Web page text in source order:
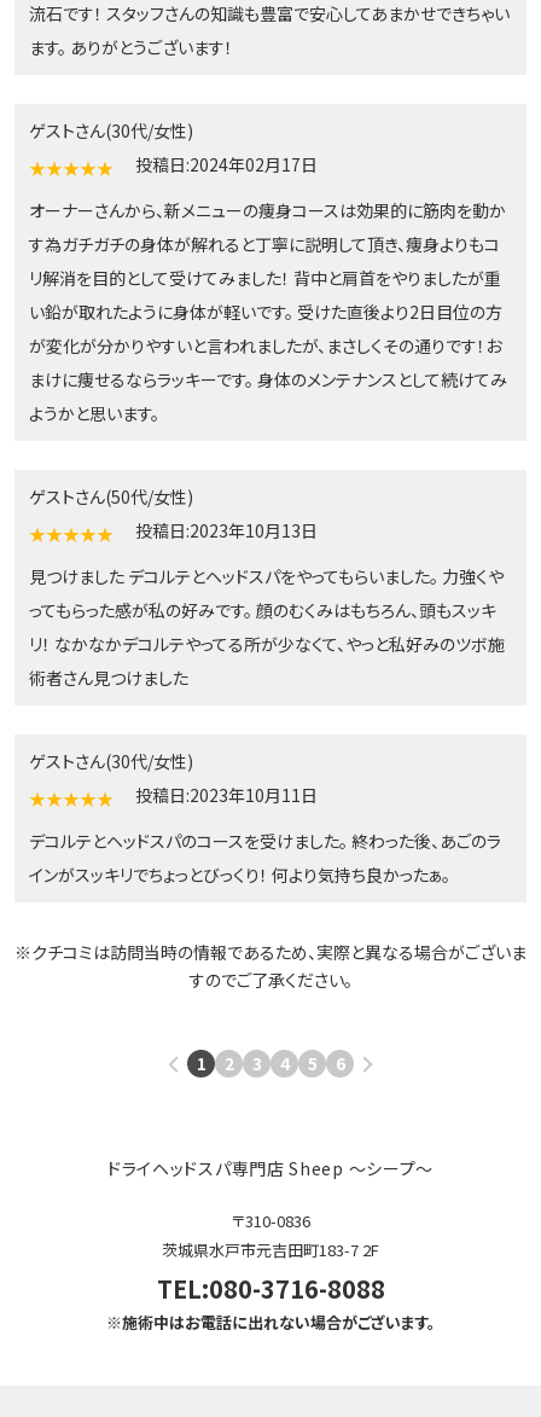
流石です！ スタッフさんの知識も豊富で安心してあまかせできちゃい
ます。 ありがとうございます！
ゲストさん(30代/女性)
★★★★★
投稿日:2024年02月17日
オーナーさんから、新メニューの痩身コースは効果的に筋肉を動か
す為ガチガチの身体が解れると丁寧に説明して頂き、痩身よりもコ
リ解消を目的として受けてみました！ 背中と肩首をやりましたが重
い鉛が取れたように身体が軽いです。 受けた直後より2日目位の方
が変化が分かりやすいと言われましたが、まさしくその通りです！お
まけに痩せるならラッキーです。 身体のメンテナンスとして続けてみ
ようかと思います。
ゲストさん(50代/女性)
★★★★★
投稿日:2023年10月13日
見つけました デコルテとヘッドスパをやってもらいました。 力強くや
ってもらった感が私の好みです。 顔のむくみはもちろん、頭もスッキ
リ！ なかなかデコルテやってる所が少なくて、やっと私好みのツボ施
術者さん見つけました
ゲストさん(30代/女性)
★★★★★
投稿日:2023年10月11日
デコルテとヘッドスパのコースを受けました。 終わった後、あごのラ
インがスッキリでちょっとびっくり！ 何より気持ち良かったぁ。
※クチコミは訪問当時の情報であるため、実際と異なる場合がございま
すのでご了承ください。
1 2 3 4 5 6
ドライヘッドスパ専門店 Sheep ～シープ～
〒310-0836
茨城県水戸市元吉田町183-7 2F
TEL:080-3716-8088
※施術中はお電話に出れない場合がございます。